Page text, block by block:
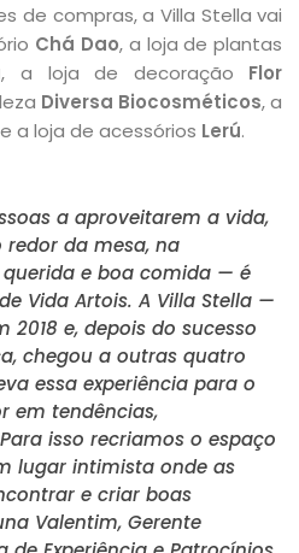
de compras, a Villa Stella vai
Chá Dao, a loja de plantas
, a loja de decoração Flor
Diversa Biocosméticos, a
e a loja de acessórios Lerú.
a aproveitarem a vida,
da mesa, na
e boa comida — é
Vida Artois. A Villa Stella —
2018 e, depois do sucesso
chegou a outras quatro
essa experiência para o
em tendências,
isso recriamos o espaço
lugar intimista onde as
e criar boas
Valentim, Gerente